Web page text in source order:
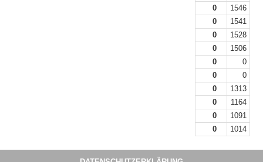
0
1546
0
1541
0
1528
0
1506
0
0
0
0
0
1313
0
1164
0
1091
0
1014